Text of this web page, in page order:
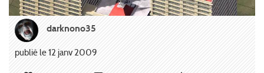
darknono35
publié le 12 janv 2009